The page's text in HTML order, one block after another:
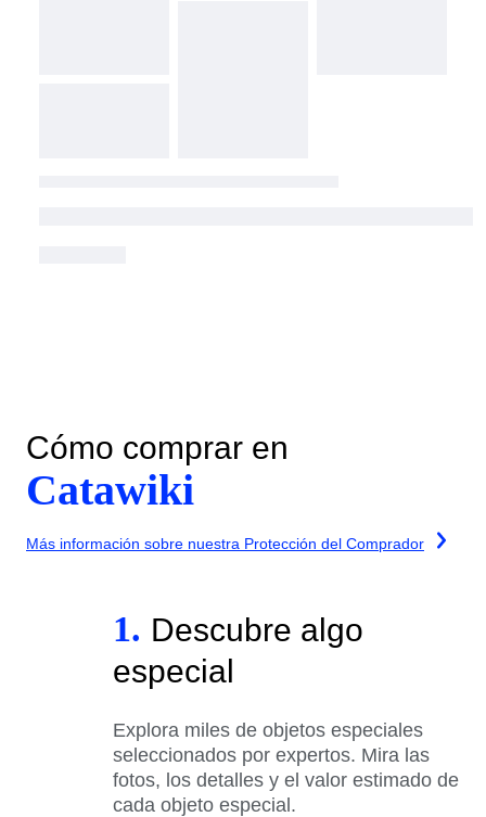
Cómo comprar en
Catawiki
Más información sobre nuestra Protección del Comprador
1. Descubre algo
especial
Explora miles de objetos especiales
seleccionados por expertos. Mira las
fotos, los detalles y el valor estimado de
cada objeto especial.